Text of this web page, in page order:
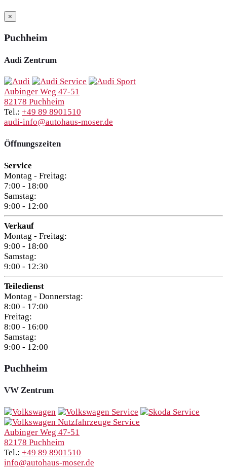
×
Puchheim
Audi Zentrum
Aubinger Weg 47-51
82178 Puchheim
Tel.: +49 89 8901510
audi-info@autohaus-moser.de
Öffnungszeiten
Service
Montag - Freitag:
7:00 - 18:00
Samstag:
9:00 - 12:00
Verkauf
Montag - Freitag:
9:00 - 18:00
Samstag:
9:00 - 12:30
Teiledienst
Montag - Donnerstag:
8:00 - 17:00
Freitag:
8:00 - 16:00
Samstag:
9:00 - 12:00
Puchheim
VW Zentrum
Aubinger Weg 47-51
82178 Puchheim
Tel.: +49 89 8901510
info@autohaus-moser.de